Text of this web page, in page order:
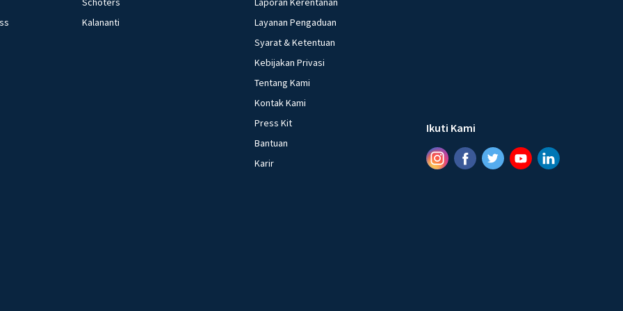
Kalananti
Layanan Pengaduan
Syarat & Ketentuan
Kebijakan Privasi
Tentang Kami
Kontak Kami
Press Kit
Bantuan
Karir
Ikuti Kami